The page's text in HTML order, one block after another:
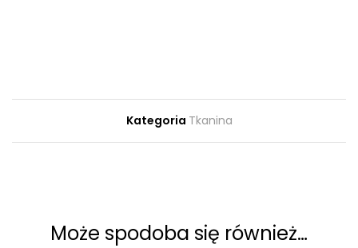
Kategoria Tkanina
Może spodoba się również…